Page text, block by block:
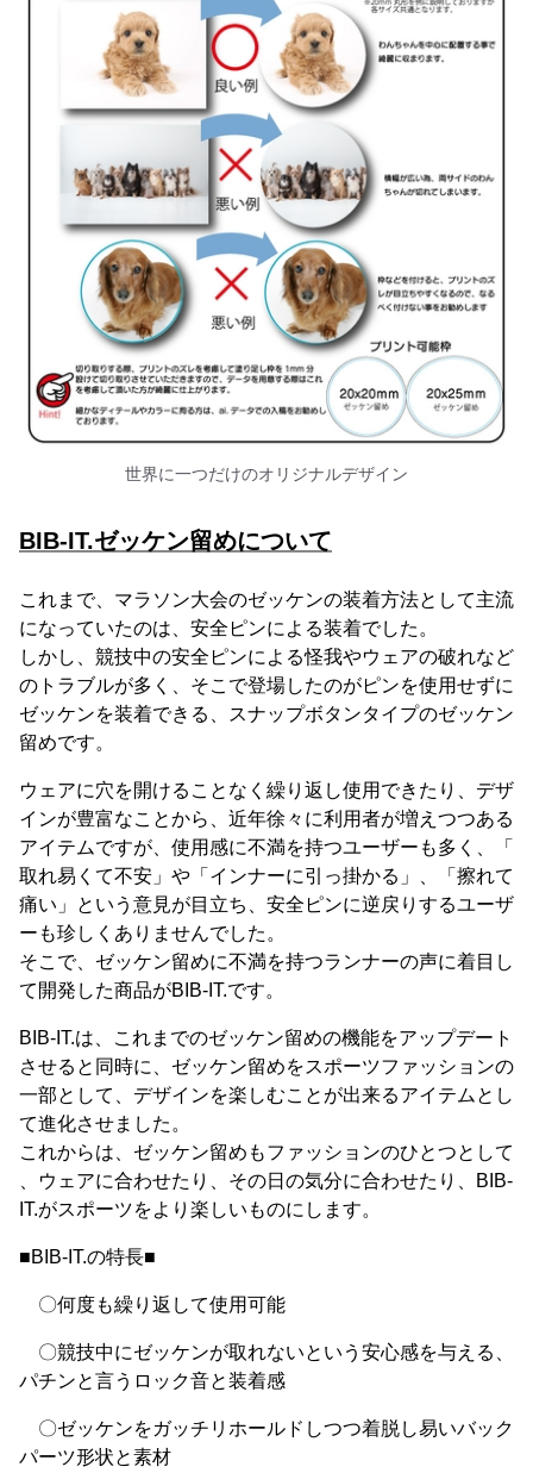
世界に一つだけのオリジナルデザイン
BIB-IT.ゼッケン留めについて
これまで、マラソン大会のゼッケンの装着方法として主流
になっていたのは、安全ピンによる装着でした。
しかし、競技中の安全ピンによる怪我やウェアの破れなど
のトラブルが多く、そこで登場したのがピンを使用せずに
ゼッケンを装着できる、スナップボタンタイプのゼッケン
留めです。
ウェアに穴を開けることなく繰り返し使用できたり、デザ
インが豊富なことから、近年徐々に利用者が増えつつある
アイテムですが、使用感に不満を持つユーザーも多く、「
取れ易くて不安」や「インナーに引っ掛かる」、「擦れて
痛い」という意見が目立ち、安全ピンに逆戻りするユーザ
ーも珍しくありませんでした。
そこで、ゼッケン留めに不満を持つランナーの声に着目し
て開発した商品がBIB-IT.です。
BIB-IT.は、これまでのゼッケン留めの機能をアップデート
させると同時に、ゼッケン留めをスポーツファッションの
一部として、デザインを楽しむことが出来るアイテムとし
て進化させました。
これからは、ゼッケン留めもファッションのひとつとして
、ウェアに合わせたり、その日の気分に合わせたり、BIB-
IT.がスポーツをより楽しいものにします。
■BIB-IT.の特長■
〇何度も繰り返して使用可能
〇競技中にゼッケンが取れないという安心感を与える、
パチンと言うロック音と装着感
〇ゼッケンをガッチリホールドしつつ着脱し易いバック
パーツ形状と素材